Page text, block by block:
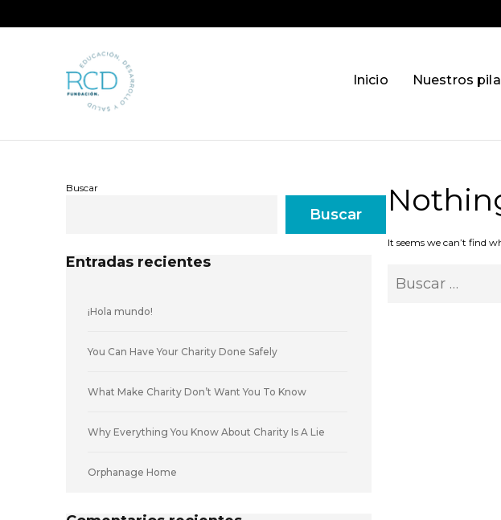
Inicio Nuestros
It seems we can’t find
Buscar
Buscar
Entradas recientes
¡Hola mundo!
You Can Have Your Charity Done Safely
What Make Charity Don’t Want You To Know
Why Everything You Know About Charity Is A Lie
Orphanage Home